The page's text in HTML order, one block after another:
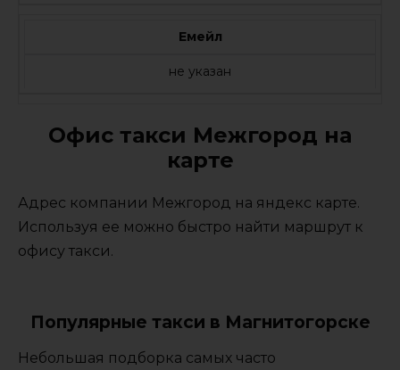
Емейл
не указан
Офис такси Межгород на
карте
Адрес компании Межгород на яндекс карте.
Используя ее можно быстро найти маршрут к
офису такси.
Популярные такси в Магнитогорске
Небольшая подборка самых часто